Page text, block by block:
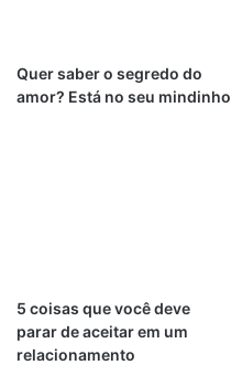
Quer saber o segredo do
amor? Está no seu mindinho
5 coisas que você deve
parar de aceitar em um
relacionamento